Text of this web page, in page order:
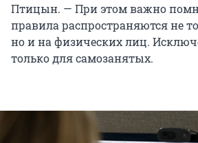
Птицын. — При этом важно
правила распространяются не
но и на физических лиц.
только для самозанятых.